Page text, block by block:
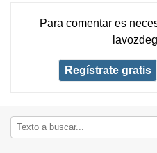
Para comentar es
Regístrate gratis